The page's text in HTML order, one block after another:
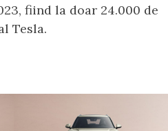
fiind la doar 24.000 de
Tesla.